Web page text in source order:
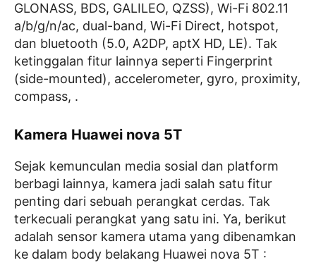
GLONASS, BDS, GALILEO, QZSS), Wi-Fi 802.11
a/b/g/n/ac, dual-band, Wi-Fi Direct, hotspot,
dan bluetooth (5.0, A2DP, aptX HD, LE). Tak
ketinggalan fitur lainnya seperti Fingerprint
(side-mounted), accelerometer, gyro, proximity,
compass, .
Kamera Huawei nova 5T
Sejak kemunculan media sosial dan platform
berbagi lainnya, kamera jadi salah satu fitur
penting dari sebuah perangkat cerdas. Tak
terkecuali perangkat yang satu ini. Ya, berikut
adalah sensor kamera utama yang dibenamkan
ke dalam body belakang Huawei nova 5T :